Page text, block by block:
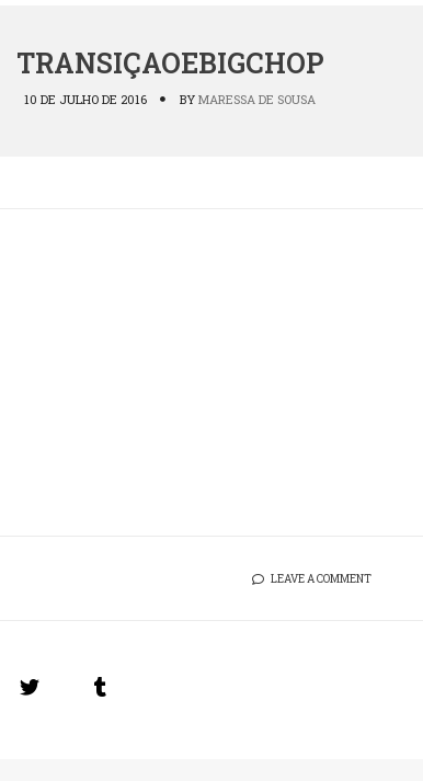
TRANSIÇAOEBIGCHOP
10 DE JULHO DE 2016 BY MARESSA DE SOUSA
LEAVE A COMMENT